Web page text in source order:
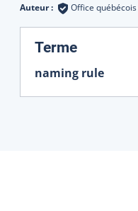
Auteur : Office
Terme:
naming rule